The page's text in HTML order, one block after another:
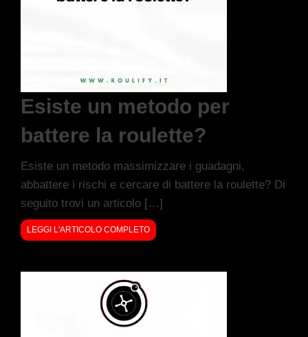
Esiste un metodo per
battere la roulette?
Esiste un metodo massimizzare i guadagni,
abbattere i rischi e cercare di battere la roulette? Di
seguito trovi un articolo […]
LEGGI L'ARTICOLO COMPLETO